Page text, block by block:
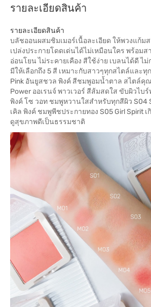
รายละเอียดสินค้า
รายละเอียดสินค้า
บลัชออนผสมชิมเมอร์เนื้อละเอียด ให้พวงแก้ม
เปล่งประกายโดดเด่นได้ไม่เหมือนใคร พร้อม
อ่อนโยน ไม่ระคายเคือง สีใช้ง่าย เบลนได้ดี ไ
มีให้เลือกถึง 5 สี เหมาะกับสาวๆทุกสไตล์และทุ
Pink อันยูสชวล พิงค์ สีชมพูอมน้ำตาล สไตล์คุ
Power ออเรนจ์ พาวเวอร์ สีส้มสดใส ขับผิวไบร์
พิงค์ โซ วอท ชมพูหวานใสสำหรับทุกสีผิว S04
เคิล พิงค์ ชมพูพีชประกายทอง S05 Girl Spirit
ดูสุขภาพดีเป็นธรรมชาติ